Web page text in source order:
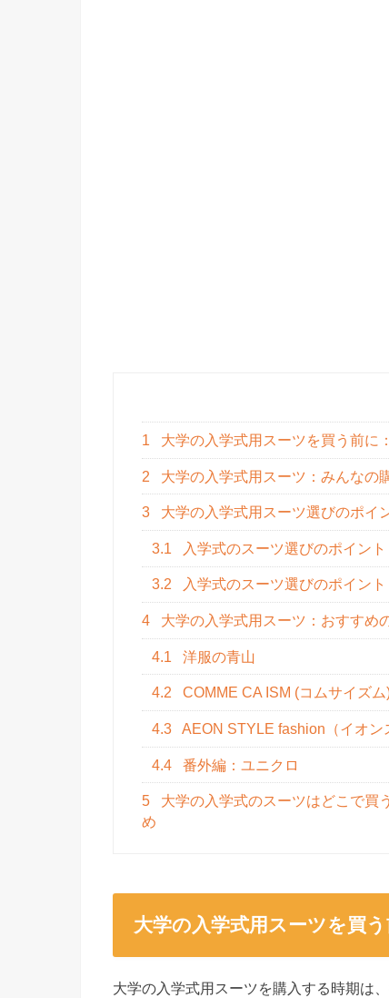
1 大学の入学式用スーツを買う前に
2 大学の入学式用スーツ：みんなの
3 大学の入学式用スーツ選びのポイ
3.1 入学式のスーツ選びのポイン
3.2 入学式のスーツ選びのポイン
4 大学の入学式用スーツ：おすすめ
4.1 洋服の青山
4.2 COMME CA ISM (コムサイズム
4.3 AEON STYLE fashion（イオン
4.4 番外編：ユニクロ
5
大学の入学式のスーツはどこで買
め
大学の入学式用スーツを買
大学の入学式用スーツを購入する時期は